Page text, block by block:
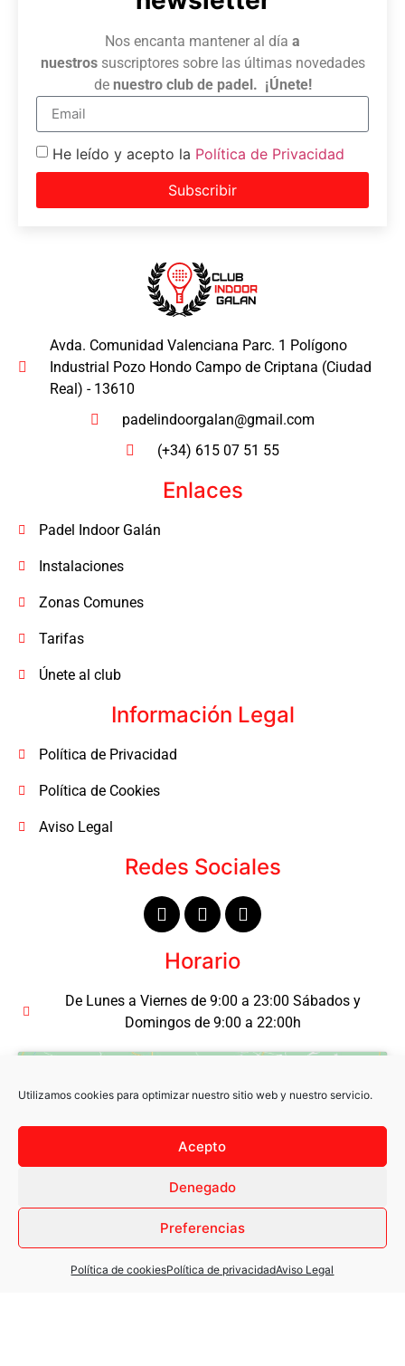
Utilizamos cookies para optimizar nuestro sitio web y nuestro servicio.
Acepto
Denegado
Preferencias
Política de cookiesPolítica de privacidadAviso Legal
Nos encanta mantener al día a
nuestrossuscriptores sobre las últimas novedades
de nuestro club de padel. ¡Únete!
He leído y acepto la Política de Privacidad
Subscribir
Avda. Comunidad Valenciana Parc. 1 Polígono
Industrial Pozo Hondo Campo de Criptana (Ciudad
Real) - 13610
padelindoorgalan@gmail.com
(+34) 615 07 51 55
Enlaces
Padel Indoor Galán
Instalaciones
Zonas Comunes
Tarifas
Únete al club
Información Legal
Política de Privacidad
Política de Cookies
Aviso Legal
Redes Sociales
Horario
De Lunes a Viernes de 9:00 a 23:00 Sábados y
Domingos de 9:00 a 22:00h
marketing y permitir este contenido